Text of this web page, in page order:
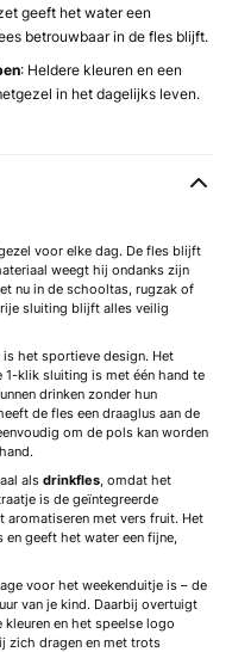
geeft het water een
betrouwbaar in de fles blijft.
: Heldere kleuren en een
in het dagelijks leven.
voor elke dag. De fles blijft
weegt hij ondanks zijn
nu in de schooltas, rugzak of
sluiting blijft alles veilig
is het sportieve design. Het
klik sluiting is met één hand te
drinken zonder hun
de fles een draaglus aan de
om de pols kan worden
als drinkfles, omdat het
is de geïntegreerde
aromatiseren met vers fruit. Het
geeft het water een fijne,
voor het weekenduitje is – de
van je kind. Daarbij overtuigt
en het speelse logo
zich dragen en met trots